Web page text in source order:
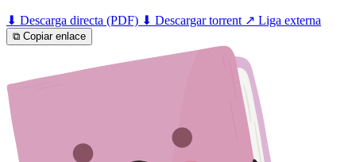
⬇ Descarga directa (PDF) ⬇ Descargar torrent ↗ Liga externa
⧉ Copiar enlace